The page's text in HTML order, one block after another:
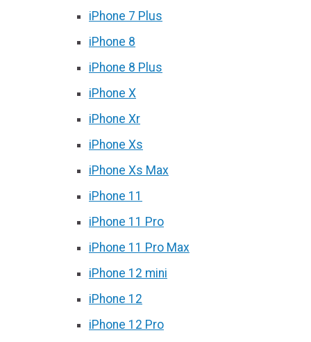
iPhone 7 Plus
iPhone 8
iPhone 8 Plus
iPhone X
iPhone Xr
iPhone Xs
iPhone Xs Max
iPhone 11
iPhone 11 Pro
iPhone 11 Pro Max
iPhone 12 mini
iPhone 12
iPhone 12 Pro